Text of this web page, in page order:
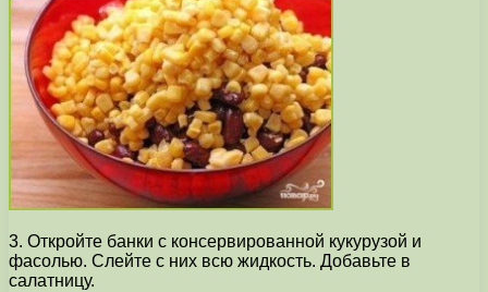
3. Откройте банки с консервированной кукурузой и
фасолью. Слейте с них всю жидкость. Добавьте в
салатницу.